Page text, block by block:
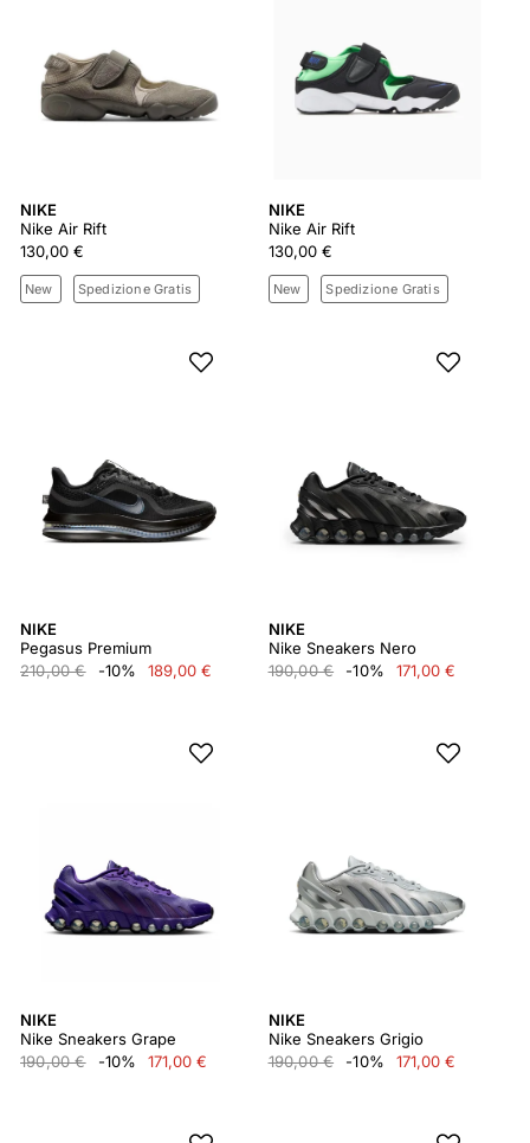
NIKE
Nike Air Rift
130,00 €
New Spedizione Gratis
NIKE
Nike Air Rift
130,00 €
New Spedizione Gratis
NIKE
Pegasus Premium
210,00 €
-10% 189,00 €
NIKE
Nike Sneakers Nero
190,00 €
-10% 171,00 €
NIKE
Nike Sneakers Grape
190,00 €
-10% 171,00 €
NIKE
Nike Sneakers Grigio
190,00 €
-10% 171,00 €